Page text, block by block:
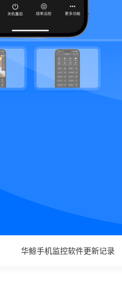
华鲸手机监控软件更新记录